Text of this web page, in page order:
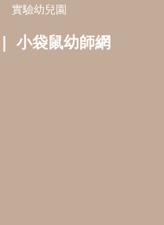
實驗幼兒園
小袋鼠幼師網